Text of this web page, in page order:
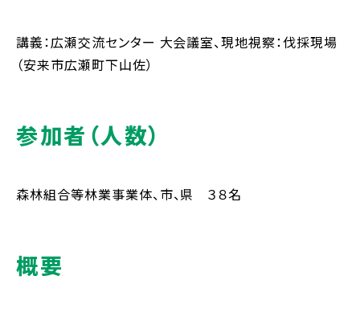
講義：広瀬交流センター 大会議室、現地視察：伐採現場
（安来市広瀬町下山佐）
参加者（人数）
森林組合等林業事業体、市、県 ３８名
概要